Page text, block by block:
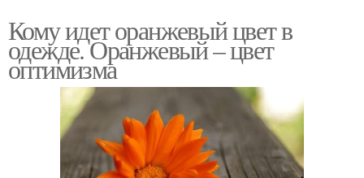
Кому идет оранжевый цвет в
одежде. Оранжевый – цвет
оптимизма